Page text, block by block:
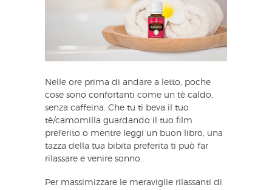
Nelle ore prima di andare a letto, poche
cose sono confortanti come un tè caldo,
senza caffeina. Che tu ti beva il tuo
tè/camomilla guardando il tuo film
preferito o mentre leggi un buon libro, una
tazza della tua bibita preferita ti può far
rilassare e venire sonno.
Per massimizzare le meraviglie rilassanti di